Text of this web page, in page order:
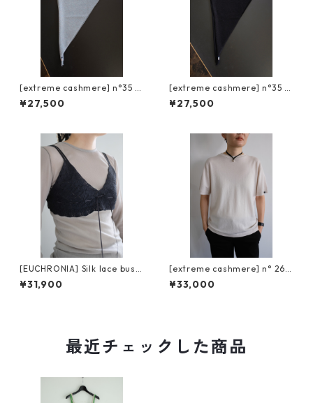
[extreme cashmere] n°35 b
andana / mermaid
¥27,500
[extreme cashmere] n°35 b
andana / raven
¥27,500
[EUCHRONIA] Silk lace busti
er / BLACK
¥31,900
[extreme cashmere] n° 268
cuba / chalk
¥33,000
最近チェックした商品